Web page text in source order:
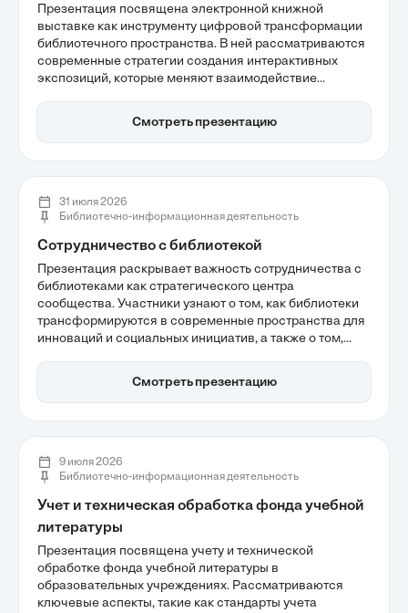
Презентация посвящена электронной книжной
выставке как инструменту цифровой трансформации
библиотечного пространства. В ней рассматриваются
современные стратегии создания интерактивных
экспозиций, которые меняют взаимодействие
сторителлинга в повышении вовлеченности
аудитории. Также обсуждаются стандарты
Смотреть презентацию
31 июля 2026
Библиотечно-информационная деятельность
Сотрудничество с библиотекой
Презентация раскрывает важность сотрудничества с
библиотеками как стратегического центра
сообщества. Участники узнают о том, как библиотеки
трансформируются в современные пространства для
инноваций и социальных инициатив, а также о том,
развития проектов. Эффективные партнерства
способствуют росту вовлеченности аудитории и
Смотреть презентацию
9 июля 2026
Библиотечно-информационная деятельность
Учет и техническая обработка фонда учебной
литературы
Презентация посвящена учету и технической
обработке фонда учебной литературы в
образовательных учреждениях. Рассматриваются
ключевые аспекты, такие как стандарты учета